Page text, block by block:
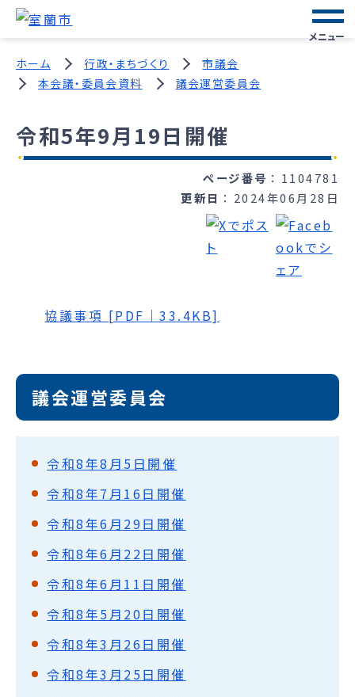
メニュー
ホーム 行政・まちづくり
市議会
本会議・委員会資料
議会運営委員会
令和5年9月19日開催
ページ番号
1104781
更新日
2024年06月28日
協議事項 [PDF｜33.4KB]
議会運営委員会
令和8年8月5日開催
令和8年7月16日開催
令和8年6月29日開催
令和8年6月22日開催
令和8年6月11日開催
令和8年5月20日開催
令和8年3月26日開催
令和8年3月25日開催